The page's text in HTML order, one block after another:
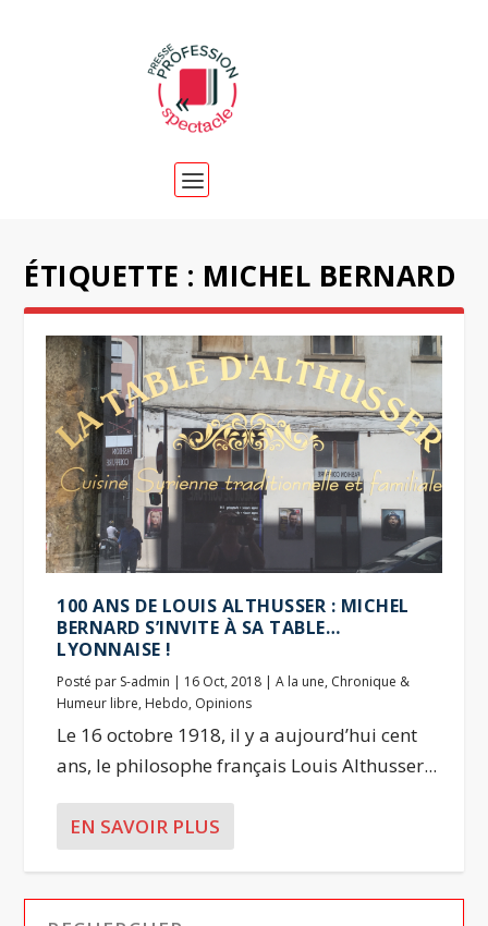
ÉTIQUETTE : MICHEL BERNARD
100 ANS DE LOUIS ALTHUSSER : MICHEL
BERNARD S’INVITE À SA TABLE…
LYONNAISE !
Posté par S-admin | 16 Oct, 2018 |A la une, Chronique &
Humeur libre, Hebdo, Opinions
Le 16 octobre 1918, il y a aujourd’hui cent
ans, le philosophe français Louis Althusser...
EN SAVOIR PLUS